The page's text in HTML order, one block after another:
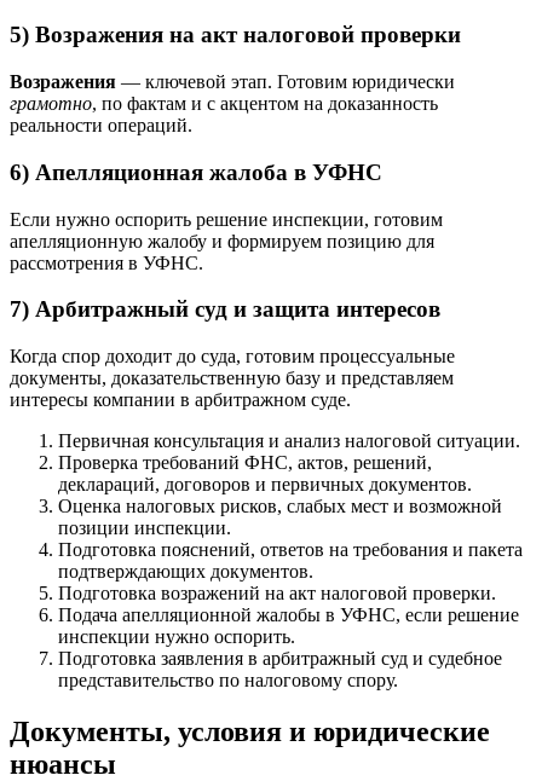
5) Возражения на акт налоговой проверки
Возражения — ключевой этап. Готовим юридически
грамотно, по фактам и с акцентом на доказанность
реальности операций.
6) Апелляционная жалоба в УФНС
Если нужно оспорить решение инспекции, готовим
апелляционную жалобу и формируем позицию для
рассмотрения в УФНС.
7) Арбитражный суд и защита интересов
Когда спор доходит до суда, готовим процессуальные
документы, доказательственную базу и представляем
интересы компании в арбитражном суде.
Первичная консультация и анализ налоговой ситуации.
Проверка требований ФНС, актов, решений,
деклараций, договоров и первичных документов.
Оценка налоговых рисков, слабых мест и возможной
позиции инспекции.
Подготовка пояснений, ответов на требования и пакета
подтверждающих документов.
Подготовка возражений на акт налоговой проверки.
Подача апелляционной жалобы в УФНС, если решение
инспекции нужно оспорить.
Подготовка заявления в арбитражный суд и судебное
представительство по налоговому спору.
Документы, условия и юридические
нюансы